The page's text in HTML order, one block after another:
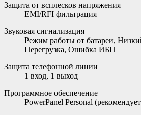
Защита от всплесков напряжения
EMI/RFI фильтрация
Звуковая сигнализация
Режим работы от батареи,
Перегрузка, Ошибка ИБП
Защита телефонной линии
1 вход, 1 выход
Программное обеспечение
PowerPanel Personal